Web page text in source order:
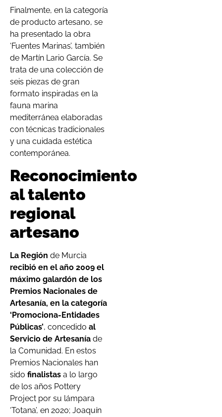
Finalmente, en la categoría
de producto artesano, se
ha presentado la obra
‘Fuentes Marinas’, también
de Martín Lario García. Se
trata de una colección de
seis piezas de gran
formato inspiradas en la
fauna marina
mediterránea elaboradas
con técnicas tradicionales
y una cuidada estética
contemporánea.
Reconocimiento
al talento
regional
artesano
La Región de Murcia
recibió en el año 2009 el
máximo galardón de los
Premios Nacionales de
Artesanía, en la categoría
‘Promociona-Entidades
Públicas’, concedido al
Servicio de Artesanía de
la Comunidad. En estos
Premios Nacionales han
sido finalistas a lo largo
de los años Pottery
Project por su lámpara
‘Totana’, en 2020; Joaquín